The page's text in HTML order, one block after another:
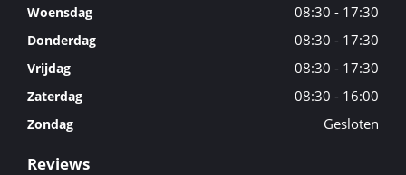
Woensdag 08:30 - 17:30
Donderdag 08:30 - 17:30
Vrijdag 08:30 - 17:30
Zaterdag 08:30 - 16:00
Zondag Gesloten
Reviews